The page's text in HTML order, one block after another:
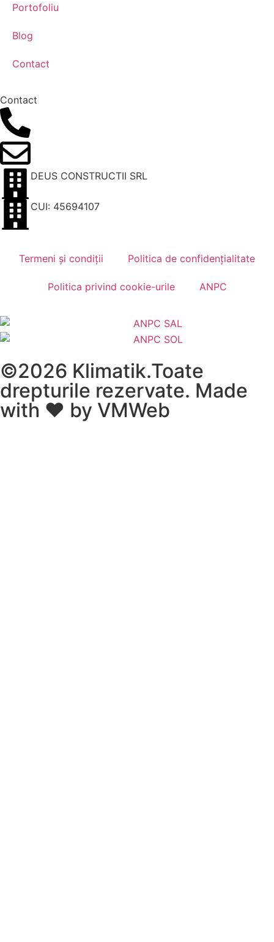
Portofoliu
Blog
Contact
Contact
DEUS CONSTRUCTII SRL
CUI: 45694107
Termeni și condiții Politica de confidențialitate
Politica privind cookie-urile ANPC
©2026 Klimatik.Toate
drepturile rezervate. Made
with ❤️ by VMWeb